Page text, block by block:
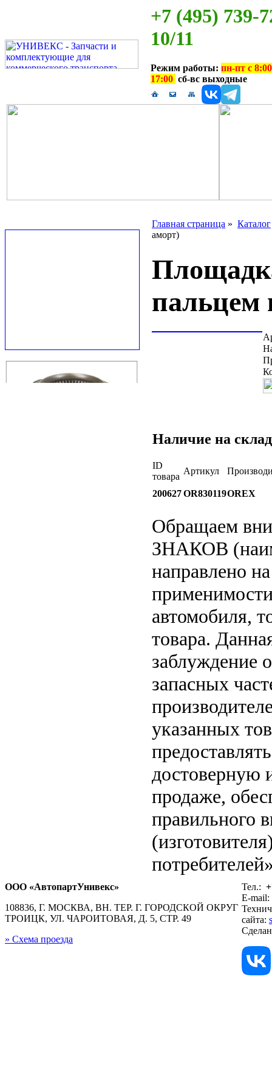
+7 (495) 739-
10/11
Режим работы: пн-пт с
17:00 сб-вс выходные
Главная страница » Каталог
аморт)
пальцем
Наличие на
ID
товара
Артикул
200627OR830119OREX
Обращаем
ЗНАКОВ
направлено
автомобиля,
товара.
заблуждение
запасных
указанных
достоверную
продаже,
правильного
ООО «АвтопартУнивекс»
108836, Г. МОСКВА, ВН. ТЕР. Г. ГОРОДСКОЙ ОКРУГ
ТРОИЦК, УЛ. ЧАРОИТОВАЯ, Д. 5, СТР. 49
» Схема проезда
Тел.:
E-mail:
сайта: